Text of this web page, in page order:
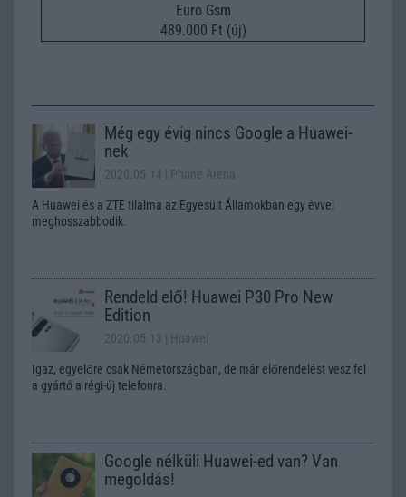
Euro Gsm
489.000 Ft (új)
Még egy évig nincs Google a Huawei-
nek
2020.05.14 | Phone Arena
A Huawei és a ZTE tilalma az Egyesült Államokban egy évvel
meghosszabbodik.
Rendeld elő! Huawei P30 Pro New
Edition
2020.05.13 | Huawei
Igaz, egyelőre csak Németországban, de már előrendelést vesz fel
a gyártó a régi-új telefonra.
Google nélküli Huawei-ed van? Van
megoldás!